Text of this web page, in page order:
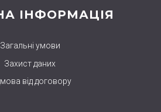
ІНФОРМАЦІЯ
Загальні умови
Захист даних
від договору